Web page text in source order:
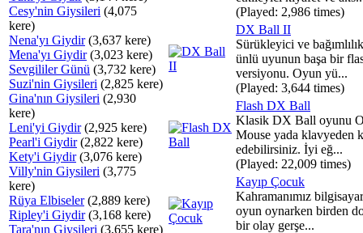
Cesy'nin Giysileri (4,075
kere)
Nena'yı Giydir(3,637 kere)
Mena'yı Giydir(3,023 kere)
Sevgililer Günü (3,732 kere)
Suzi'nin Giysileri (2,825 kere)
Gina'nın Giysileri (2,930
kere)
Leni'yi Giydir(2,925 kere)
Pearl'i Giydir(2,822 kere)
Kety'i Giydir(3,076 kere)
Villy'nin Giysileri (3,775
kere)
Rüya Elbiseler(2,889 kere)
Ripley'i Giydir(3,168 kere)
Tara'nın Giysileri (3,655 kere)
(Played: 2,986 times)
DX Ball II
Sürükleyici ve
ünlü uyunun başa bir
versiyonu. Oyun yü...
(Played: 3,644 times)
Flash DX Ball
Klasik DX Ball oyunu
Mouse yada klavyeden
edebilirsiniz. İyi eğ...
(Played: 22,009 times)
Kayıp Çocuk
Kahramanımız
oyun oynarken birden
bir olay gerşe...